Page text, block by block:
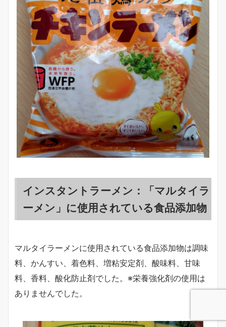
インスタントラーメン：「マルタイラ
ーメン」に使用されている食品添加物
マルタイラーメンに使用されている食品添加物は調味
料、かんすい、着色料、増粘安定剤、酸味料、甘味
料、香料、酸化防止剤でした。※栄養強化剤の使用は
ありませんでした。